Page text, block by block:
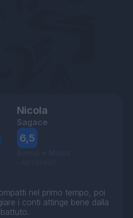
Nicola
Sagace
6,5
nel primo tempo, poi
i conti attinge bene dalla